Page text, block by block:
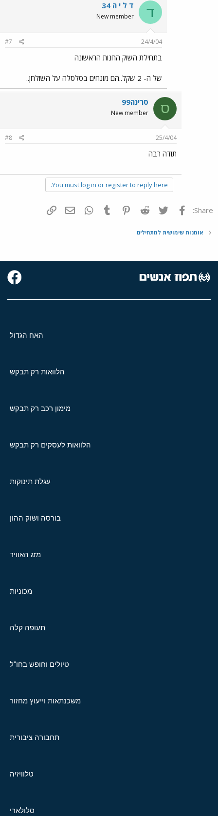
ד ד ל י ה 34
New member
24/4/04
#7
בתחילת השוק החנות הראשונה
של ה- 2 שקל..הם מונחים בסלסלה על השולחן..
ס סרינה99
New member
25/4/04
#8
תודה רבה
You must log in or register to reply here.
Share: פייסבוק Twitter
Reddit
Pinterest
Tumblr
WhatsAppדואר אלקטרוני
אומנות שימושית למתחילים
האח הגדול
הלוואות רק תבקש
מימון רכב רק תבקש
הלוואות לעסקים רק תבקש
עגלת תינוקות
בורסה ושוק ההון
מזג האוויר
מכוניות
תעופה קלה
טיולים וחופש בחו"ל
משכנתאות וייעוץ מחזור
תחבורה ציבורית
טלוויזיה
סלולארי